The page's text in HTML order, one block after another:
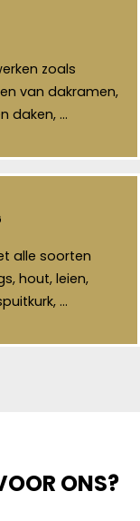
zoals
van dakramen,
daken, …
alle soorten
hout, leien,
…
ONS?